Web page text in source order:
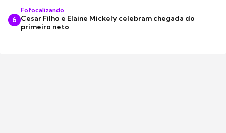
6
Fofocalizando
Cesar Filho e Elaine Mickely celebram chegada do
primeiro neto